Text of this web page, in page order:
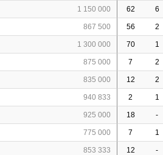
1 150 000 62 6
867 500 56 2
1 300 000 70 1
875 000 7 2
835 000 12 2
940 833 2 1
925 000 18 -
775 000 7 1
853 333 12 -